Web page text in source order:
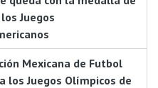
Juegos
Mexicana de Futbol
los Juegos Olímpicos de